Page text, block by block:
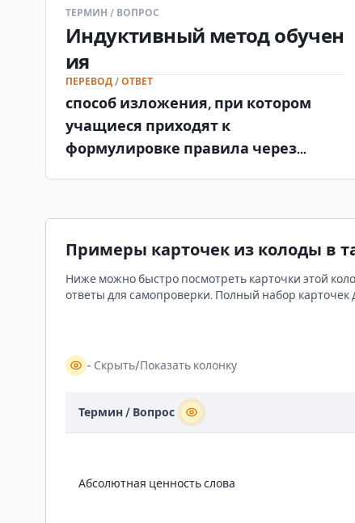
ТЕРМИН / ВОПРОС
Индуктивный метод обучен
ия
ПЕРЕВОД / ОТВЕТ
способ изложения, при котором
учащиеся приходят к
формулировке правила через
Примеры карточек из колоды в
Ниже можно быстро посмотреть карточки этой
ответы для самопроверки. Полный набор карточек
- Скрыть/Показать колонку
Термин / Вопрос
Абсолютная ценность слова